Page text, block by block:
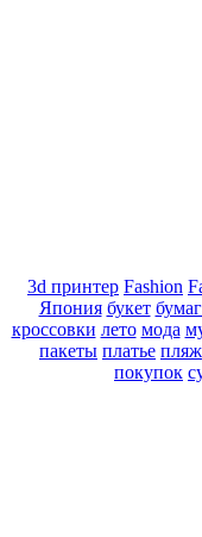
3d принтер Fashion
Япония букет
кроссовки лето мода
пакеты платье пляж
покупок